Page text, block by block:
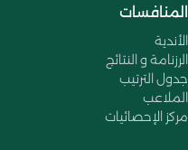
المنافسات
الأندية
الرزنامة و النتائج
جدول الترتيب
الملاعب
مركز الإحصائيات